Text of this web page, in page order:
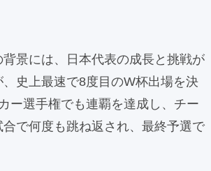
景には、日本代表の成長と挑戦が
史上最速で8度目のW杯出場を決
ー選手権でも連覇を達成し、チー
で何度も跳ね返され、最終予選で